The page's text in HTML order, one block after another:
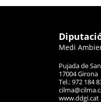
Medi
Pujada de
17004 Girona
Tel.: 972 184
www.ddgi.cat